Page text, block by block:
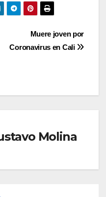
Muere joven por
Coronavirus en Cali
Molina